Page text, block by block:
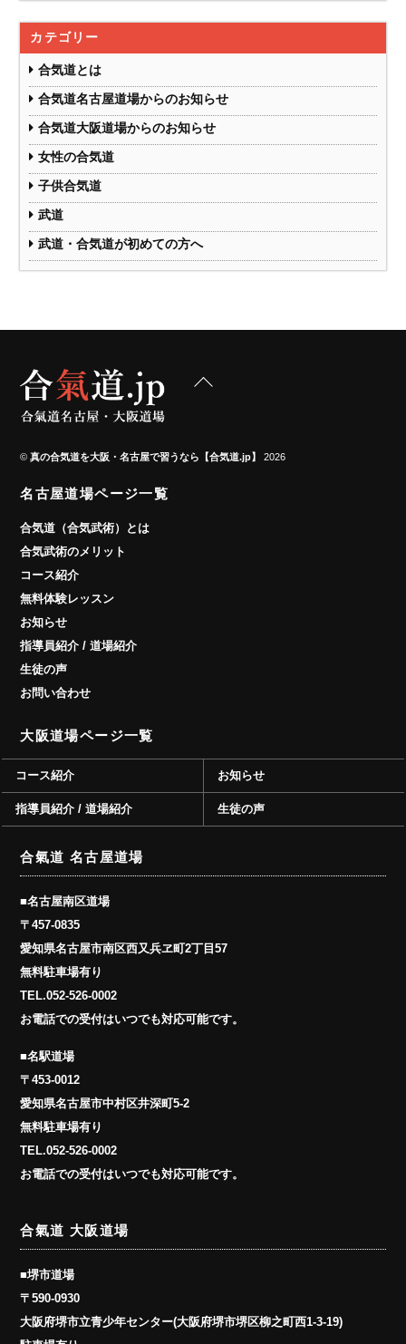
カテゴリー
合気道とは
合気道名古屋道場からのお知らせ
合気道大阪道場からのお知らせ
女性の合気道
子供合気道
武道
武道・合気道が初めての方へ
Back
©真の合気道を大阪・名古屋で習うなら【合気道.jp】 2026
名古屋道場ページ一覧
合気道（合気武術）とは
合気武術のメリット
コース紹介
無料体験レッスン
お知らせ
指導員紹介 / 道場紹介
生徒の声
お問い合わせ
大阪道場ページ一覧
コース紹介 お知らせ
指導員紹介 / 道場紹介 生徒の声
合氣道 名古屋道場
■名古屋南区道場
〒457-0835
愛知県名古屋市南区西又兵ヱ町2丁目57
無料駐車場有り
TEL.052-526-0002
お電話での受付はいつでも対応可能です。
■名駅道場
〒453-0012
愛知県名古屋市中村区井深町5-2
無料駐車場有り
TEL.052-526-0002
お電話での受付はいつでも対応可能です。
合氣道 大阪道場
■堺市道場
〒590-0930
大阪府堺市立青少年センター(大阪府堺市堺区柳之町西1-3-19)